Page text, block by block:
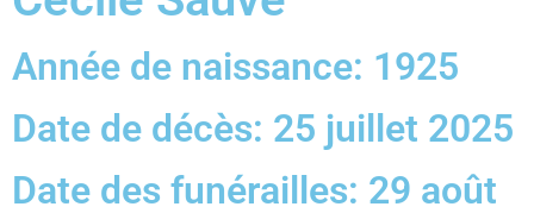
Année de naissance: 1925
Date de décès: 25 juillet 2025
Date des funérailles: 29 août